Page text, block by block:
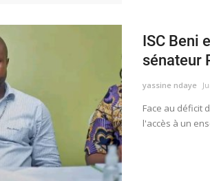
ISC Beni
sénateur
yassine ndaye
Face au déficit
l'accès à un